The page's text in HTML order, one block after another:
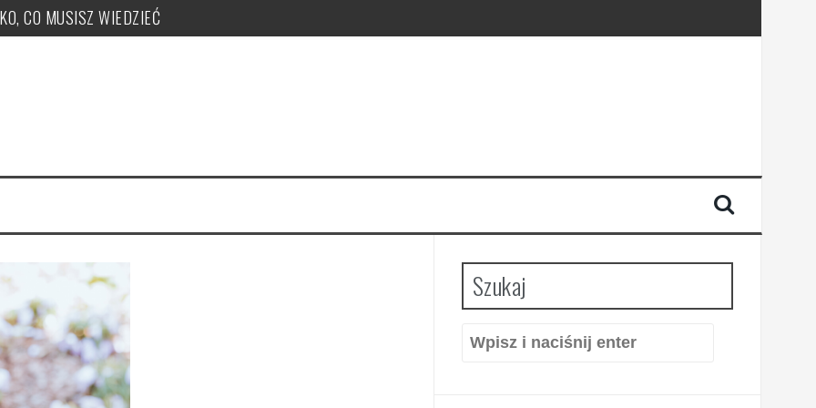
CO MUSISZ WIEDZIEĆ
musisz wiedzieć! PUŁAPKI!
jak je nadawać?
ryczałt w tym roku?
Szukaj
Szukaj: